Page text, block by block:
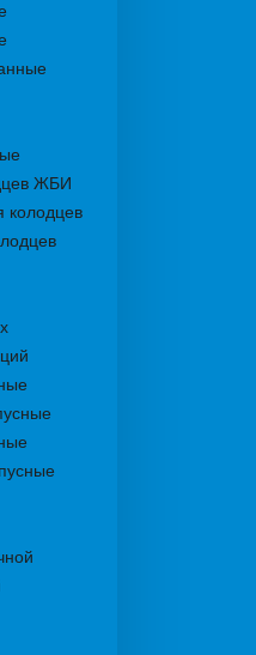
ЖБИ
колодцев